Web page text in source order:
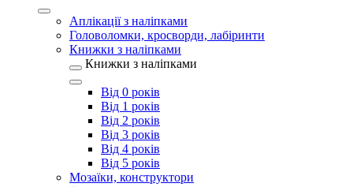
Аплікації з наліпками
Головоломки, кросворди, лабіринти
Книжки з наліпками
Книжки з наліпками
Від 0 років
Від 1 років
Від 2 років
Від 3 років
Від 4 років
Від 5 років
Мозаїки, конструктори